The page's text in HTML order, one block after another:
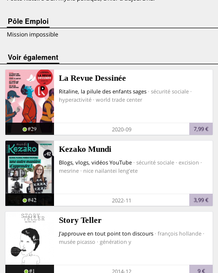
Pôle Emploi
Mission impossible
voir également
La Revue Dessinée
Ritaline, la pilule des enfants sages · sécurité sociale ·
hyperactivité · world trade center
#29 2020-09 7,99 €
Kezako Mundi
Blogs, vlogs, vidéos YouTube · sécurité sociale · excision ·
mesrine · nice nailantei leng’ete
#42 2022-11 3,99 €
Story Teller
J’approuve en tout point ton discours · françois hollande ·
musée picasso · génération y
#1 2014-12 9 €